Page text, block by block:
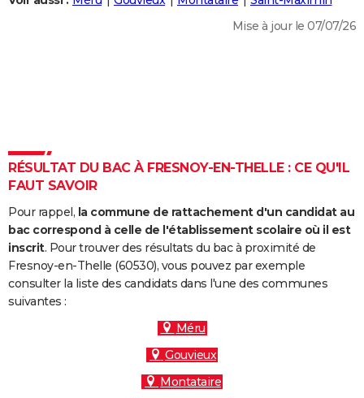
DICTIONNAIRE
Dictionnaire
Biographies
Citations
Expressions
Proverbes
PROGRAMME TV
COPAINS D'AVANT
S'inscrire
Se connecter
Lycées
Collèges
Primaires
Universités
Entreprises
Service militaire
Avis de recherche
AVIS DE DÉCÈS
FORUM
Mise à jour le 07/07/26
RÉSULTAT DU BAC À FRESNOY-EN-THELLE : CE QU'IL
FAUT SAVOIR
Pour rappel, la commune de rattachement d'un candidat au
bac correspond à celle de l'établissement scolaire où il est
inscrit. Pour trouver des résultats du bac à proximité de
Fresnoy-en-Thelle (60530), vous pouvez par exemple
consulter la liste des candidats dans l'une des communes
suivantes :
Méru
Gouvieux
Montataire